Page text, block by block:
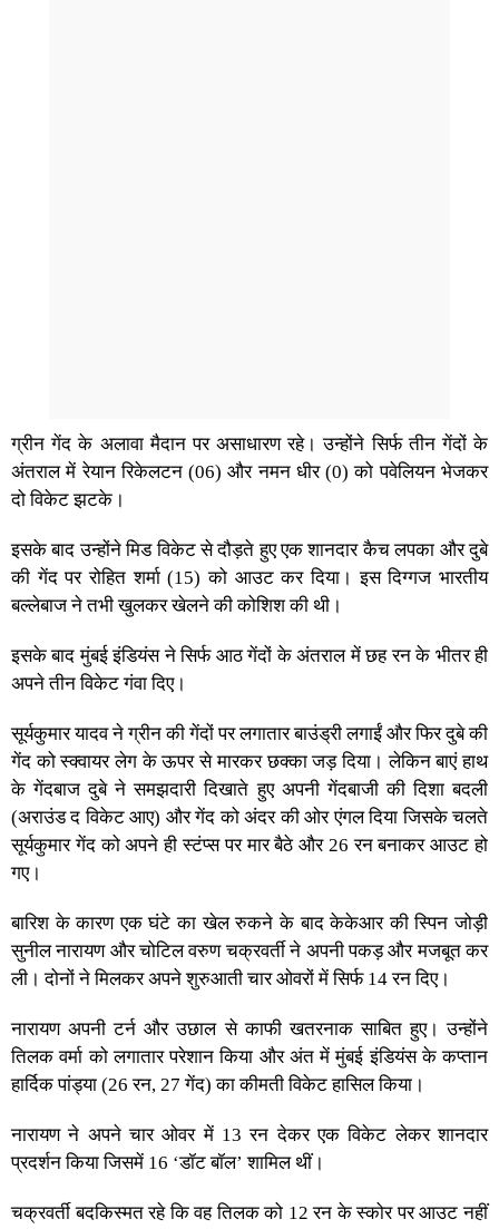
ग्रीन गेंद के अलावा मैदान पर असाधारण रहे। उन्होंने सिर्फ तीन गेंदों के
अंतराल में रेयान रिकेलटन (06) और नमन धीर (0) को पवेलियन भेजकर
दो विकेट झटके।
इसके बाद उन्होंने मिड विकेट से दौड़ते हुए एक शानदार कैच लपका और दुबे
की गेंद पर रोहित शर्मा (15) को आउट कर दिया। इस दिग्गज भारतीय
बल्लेबाज ने तभी खुलकर खेलने की कोशिश की थी।
इसके बाद मुंबई इंडियंस ने सिर्फ आठ गेंदों के अंतराल में छह रन के भीतर ही
अपने तीन विकेट गंवा दिए।
सूर्यकुमार यादव ने ग्रीन की गेंदों पर लगातार बाउंड्री लगाईं और फिर दुबे की
गेंद को स्क्वायर लेग के ऊपर से मारकर छक्का जड़ दिया। लेकिन बाएं हाथ
के गेंदबाज दुबे ने समझदारी दिखाते हुए अपनी गेंदबाजी की दिशा बदली
(अराउंड द विकेट आए) और गेंद को अंदर की ओर एंगल दिया जिसके चलते
सूर्यकुमार गेंद को अपने ही स्टंप्स पर मार बैठे और 26 रन बनाकर आउट हो
गए।
बारिश के कारण एक घंटे का खेल रुकने के बाद केकेआर की स्पिन जोड़ी
सुनील नारायण और चोटिल वरुण चक्रवर्ती ने अपनी पकड़ और मजबूत कर
ली। दोनों ने मिलकर अपने शुरुआती चार ओवरों में सिर्फ 14 रन दिए।
नारायण अपनी टर्न और उछाल से काफी खतरनाक साबित हुए। उन्होंने
तिलक वर्मा को लगातार परेशान किया और अंत में मुंबई इंडियंस के कप्तान
हार्दिक पांड्या (26 रन, 27 गेंद) का कीमती विकेट हासिल किया।
नारायण ने अपने चार ओवर में 13 रन देकर एक विकेट लेकर शानदार
प्रदर्शन किया जिसमें 16 ‘डॉट बॉल’ शामिल थीं।
चक्रवर्ती बदकिस्मत रहे कि वह तिलक को 12 रन के स्कोर पर आउट नहीं